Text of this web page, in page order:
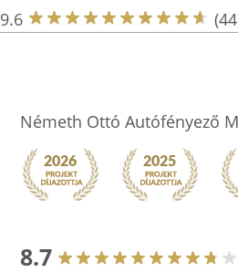
9.6
Németh Ottó Autófényező
8.7